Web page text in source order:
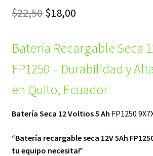
$22,50 El
original
era:
$22,50.
$18,00El
actual
es:
$18,00.
Batería Recargable Seca
FP1250 – Durabilidad y
en Quito, Ecuador
Batería Seca 12 Voltios 5 Ah FP1250
“Batería recargable seca 12V 5Ah
tu equipo necesita!”